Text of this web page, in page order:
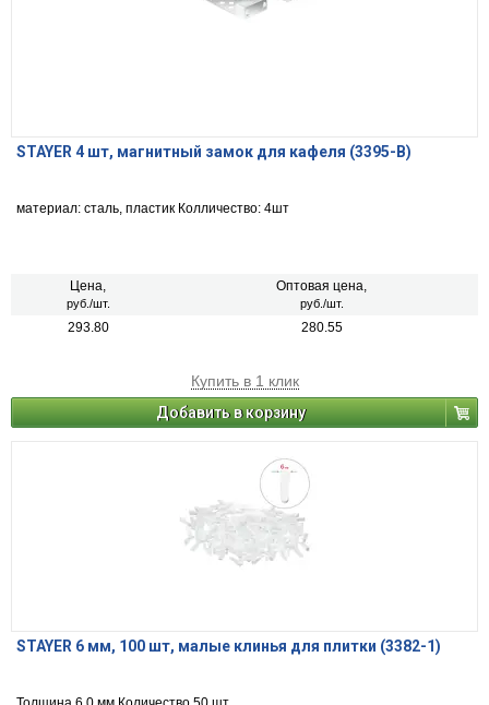
STAYER 4 шт, магнитный замок для кафеля (3395-B)
материал: сталь, пластик Колличество: 4шт
Цена,
руб./шт.
Оптовая цена,
руб./шт.
293.80 280.55
Купить в 1 клик
Добавить в корзину
STAYER 6 мм, 100 шт, малые клинья для плитки (3382-1)